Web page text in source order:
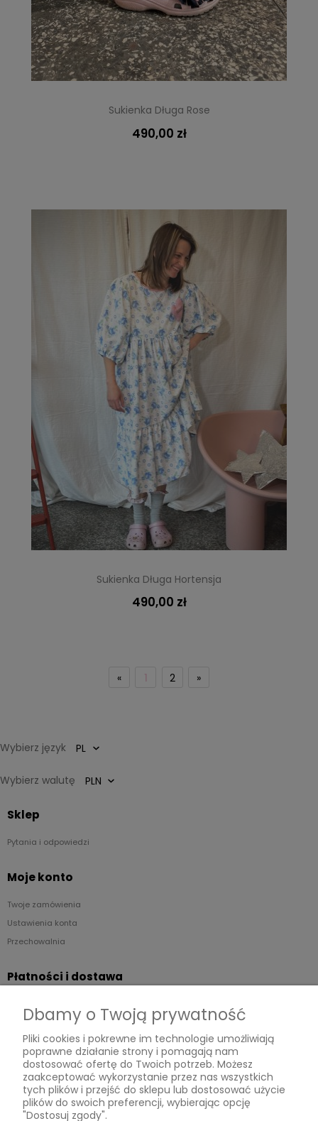
Sukienka Długa Rose
490,00 zł
Sukienka Długa Hortensja
490,00 zł
« 1 2 »
Wybierz język
Wybierz walutę
Sklep
Pytania i odpowiedzi
Moje konto
Twoje zamówienia
Ustawienia konta
Przechowalnia
Płatności i dostawa
Czas i koszty dostawy
Informacje
Regulaminy
Polityka prywatności
Dbamy o Twoją prywatność
Pliki cookies i pokrewne im technologie umożliwiają
poprawne działanie strony i pomagają nam
dostosować ofertę do Twoich potrzeb. Możesz
zaakceptować wykorzystanie przez nas wszystkich
tych plików i przejść do sklepu lub dostosować użycie
plików do swoich preferencji, wybierając opcję
"Dostosuj zgody".